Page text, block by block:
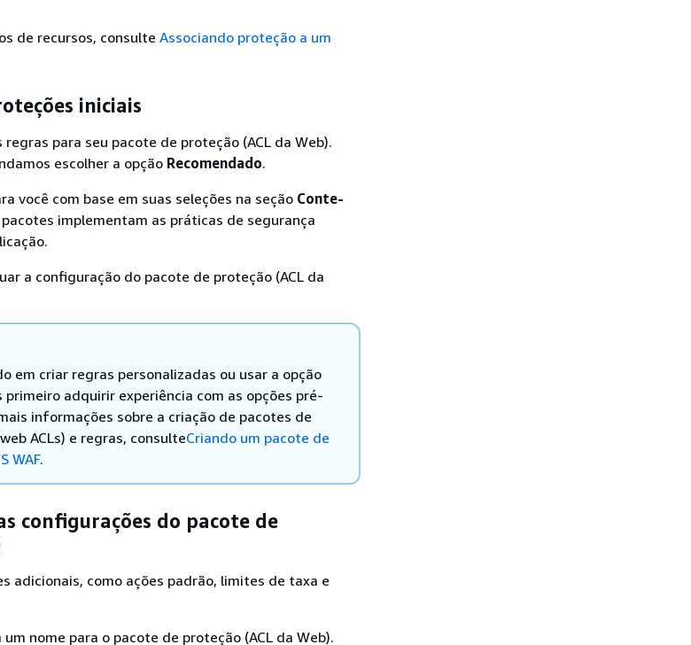
de recursos, consulte Associando proteção a um
iniciais
para seu pacote de proteção (ACL da Web).
escolher a opção Recomendado.
você com base em suas seleções na seção Conte-
pacotes implementam as práticas de segurança
a configuração do pacote de proteção (ACL da
em criar regras personalizadas ou usar a opção
primeiro adquirir experiência com as opções pré-
informações sobre a criação de pacotes de
ACLs) e regras, consulteCriando um pacote de
WAF.
configurações do pacote de
adicionais, como ações padrão, limites de taxa e
um nome para o pacote de proteção (ACL da Web).